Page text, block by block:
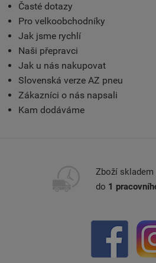
Časté dotazy
Pro velkoobchodníky
Jak jsme rychlí
Naši přepravci
Jak u nás nakupovat
Slovenská verze AZ pneu
Zákazníci o nás napsali
Kam dodáváme
Zboží skladem
do 1